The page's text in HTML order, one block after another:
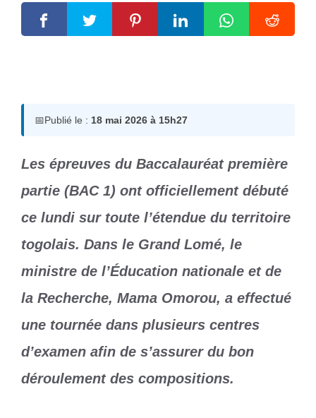
📅Publié le : 18 mai 2026 à 15h27
Les épreuves du Baccalauréat première
partie (BAC 1) ont officiellement débuté
ce lundi sur toute l’étendue du territoire
togolais. Dans le Grand Lomé, le
ministre de l’Éducation nationale et de
la Recherche, Mama Omorou, a effectué
une tournée dans plusieurs centres
d’examen afin de s’assurer du bon
déroulement des compositions.